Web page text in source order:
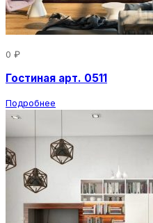
0 ₽
Гостиная арт. 0511
Подробнее